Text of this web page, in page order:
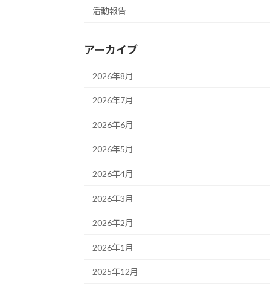
活動報告
アーカイブ
2026年8月
2026年7月
2026年6月
2026年5月
2026年4月
2026年3月
2026年2月
2026年1月
2025年12月